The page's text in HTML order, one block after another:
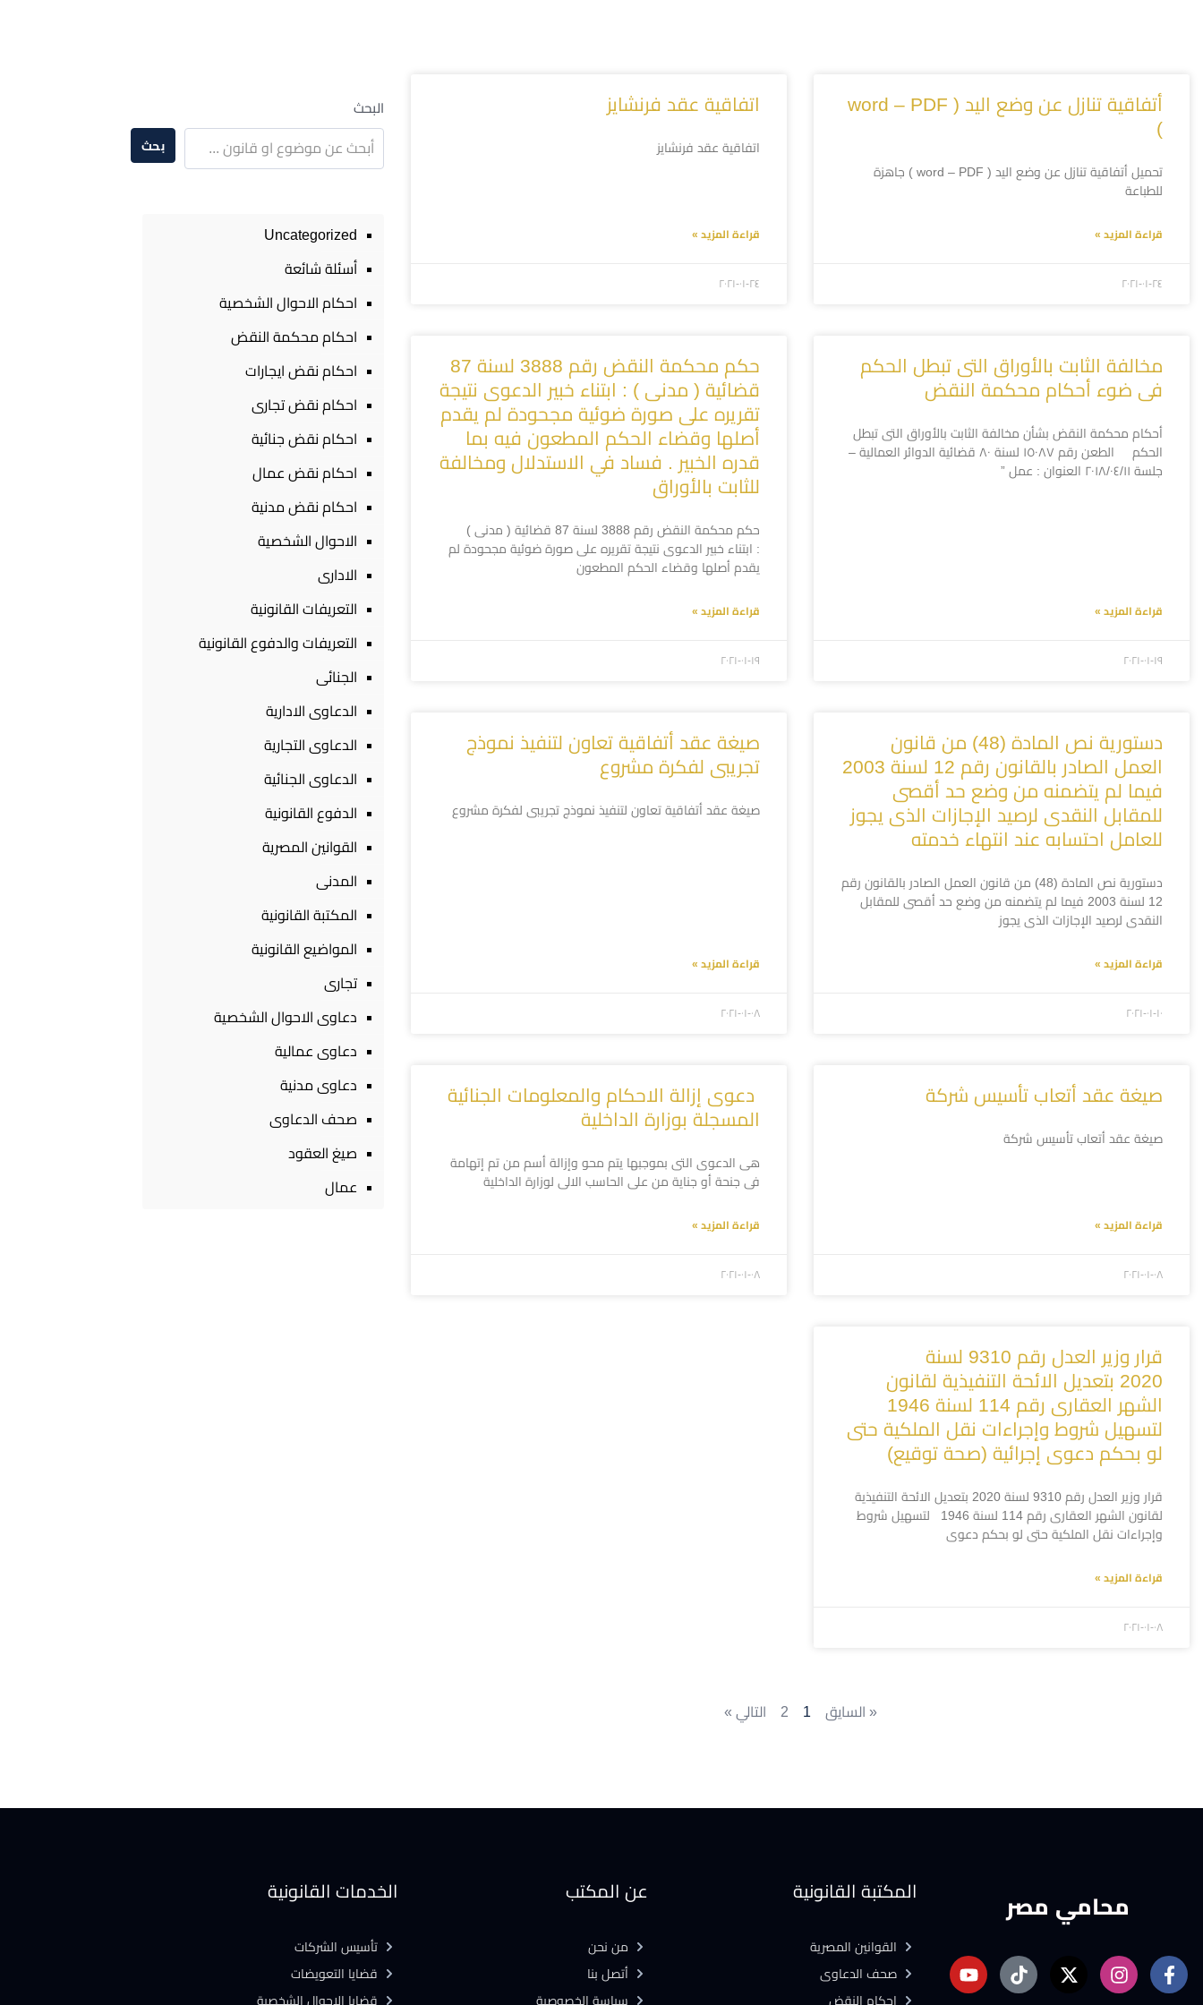
أتفاقية تنازل عن وضع اليد ( word – PDF
)
تحميل أتفاقية تنازل عن وضع اليد ( word – PDF ) جاهزة
للطباعة
قراءة المزيد »
۲۰۲۱-۰۱-۲٤
اتفاقية عقد فرنشايز
اتفاقية عقد فرنشايز
قراءة المزيد »
۲۰۲۱-۰۱-۲٤
مخالفة الثابت بالأوراق التى تبطل الحكم
فى ضوء أحكام محكمة النقض
أحكام محكمة النقض بشأن مخالفة الثابت بالأوراق التى تبطل
الحكم الطعن رقم ١٥٠٨٧ لسنة ٨٠ قضائية الدوائر العمالية –
جلسة ٢٠١٨/٠٤/١١ العنوان : عمل ”
قراءة المزيد »
۲۰۲۱-۰۱-۱۹
حكم محكمة النقض رقم 3888 لسنة 87
قضائية ( مدنى ) : ابتناء خبير الدعوى نتيجة
تقريره على صورة ضوئية مجحودة لم يقدم
أصلها وقضاء الحكم المطعون فيه بما
قدره الخبير . فساد في الاستدلال ومخالفة
للثابت بالأوراق
حكم محكمة النقض رقم 3888 لسنة 87 قضائية ( مدنى )
: ابتناء خبير الدعوى نتيجة تقريره على صورة ضوئية مجحودة لم
يقدم أصلها وقضاء الحكم المطعون
قراءة المزيد »
۲۰۲۱-۰۱-۱۹
دستورية نص المادة (48) من قانون
العمل الصادر بالقانون رقم 12 لسنة 2003
فيما لم يتضمنه من وضع حد أقصى
للمقابل النقدى لرصيد الإجازات الذى يجوز
للعامل احتسابه عند انتهاء خدمته
دستورية نص المادة (48) من قانون العمل الصادر بالقانون رقم
12 لسنة 2003 فيما لم يتضمنه من وضع حد أقصى للمقابل
النقدى لرصيد الإجازات الذى يجوز
قراءة المزيد »
۲۰۲۱-۰۱-۱۰
صيغة عقد أتفاقية تعاون لتنفيذ نموذج
تجريبى لفكرة مشروع
صيغة عقد أتفاقية تعاون لتنفيذ نموذج تجريبى لفكرة مشروع
قراءة المزيد »
۲۰۲۱-۰۱-۰۸
صيغة عقد أتعاب تأسيس شركة
صيغة عقد أتعاب تأسيس شركة
قراءة المزيد »
۲۰۲۱-۰۱-۰۸
دعوى إزالة الاحكام والمعلومات الجنائية
المسجلة بوزارة الداخلية
هى الدعوى التى بموجبها يتم محو وإزالة أسم من تم إتهامة
فى جنحة أو جناية من على الحاسب الالى لوزارة الداخلية
قراءة المزيد »
۲۰۲۱-۰۱-۰۸
قرار وزير العدل رقم 9310 لسنة
2020 بتعديل الائحة التنفيذية لقانون
لتسهيل شروط وإجراءات نقل الملكية حتى
لو بحكم دعوى إجرائية (صحة توقيع)
قرار وزير العدل رقم 9310 لسنة 2020 بتعديل الائحة التنفيذية
لقانون الشهر العقارى رقم 114 لسنة 1946 لتسهيل شروط
وإجراءات نقل الملكية حتى لو بحكم دعوى
قراءة المزيد »
۲۰۲۱-۰۱-۰۸
« السايق 1
2 التالي »
البحث
بحث
Uncategorized
أسئلة شائعة
احكام الاحوال الشخصية
احكام محكمة النقض
احكام نقض ايجارات
احكام نقض تجارى
احكام نقض جنائية
احكام نقض عمال
احكام نقض مدنية
الاحوال الشخصية
الادارى
التعريفات القانونية
التعريفات والدفوع القانونية
الجنائى
الدعاوى الادارية
الدعاوى التجارية
الدعاوى الجنائية
الدفوع القانونية
القوانين المصرية
المدنى
المكتبة القانونية
المواضيع القانونية
تجارى
دعاوى الاحوال الشخصية
دعاوى عمالية
دعاوى مدنية
صحف الدعاوى
صيغ العقود
عمال
محامي مصر
المكتبة القانونية
القوانين المصرية
صحف الدعاوى
احكام النقض
عن المكتب
من نحن
أتصل بنا
سياسة الخصوصية
الخدمات القانونية
تأسيس الشركات
قضايا التعويضات
قضايا الاحوال الشخصية